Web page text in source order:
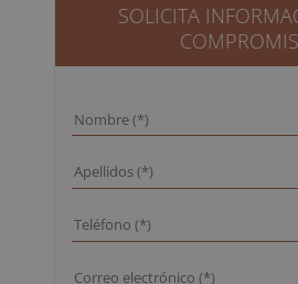
1.520,00€.380,00€.
SOLICITA